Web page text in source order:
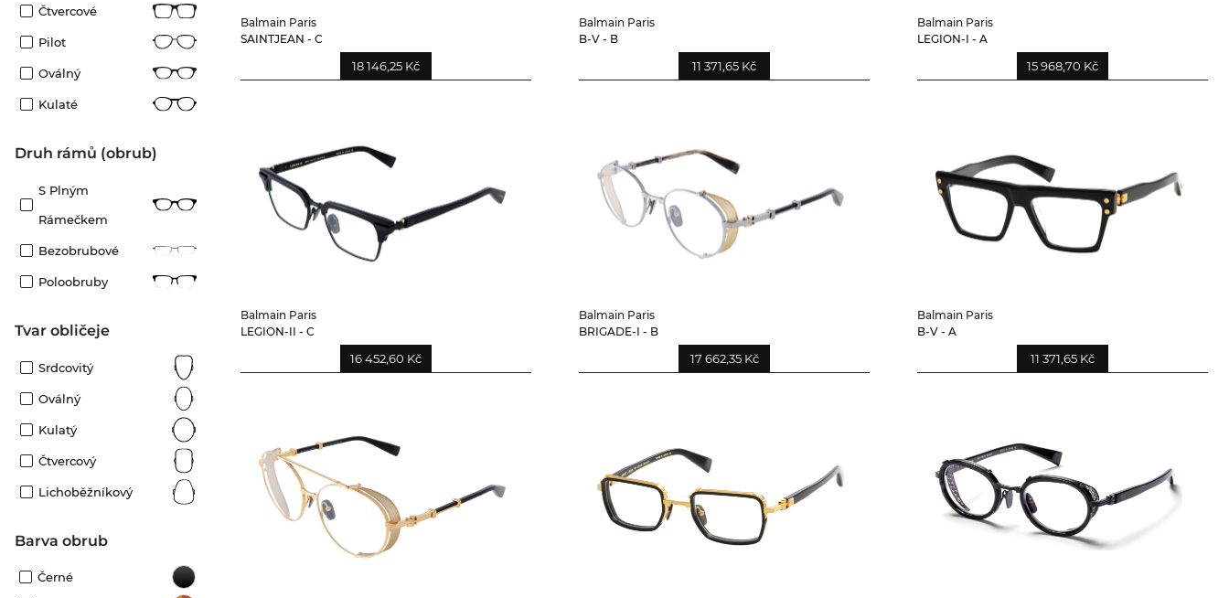
Čtvercové
Pilot
Oválný
Kulaté
Druh rámů (obrub)
S Plným
Rámečkem
Bezobrubové
Poloobruby
tvar obličeje
Srdcovitý
Oválný
Kulatý
Čtvercový
Lichoběžníkový
Barva obrub
Černé
Balmain Paris
SAINTJEAN - C
18 146,25 Kč
Balmain Paris
B-V - B
11 371,65 Kč
Balmain Paris
LEGION-I - A
15 968,70 Kč
Balmain Paris
LEGION-II - C
16 452,60 Kč
Balmain Paris
BRIGADE-I - B
17 662,35 Kč
Balmain Paris
B-V - A
11 371,65 Kč